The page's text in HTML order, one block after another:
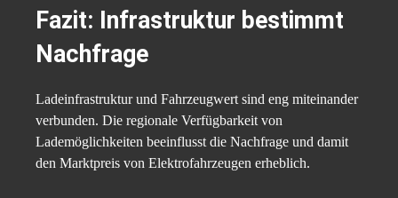
Fazit: Infrastruktur bestimmt
Nachfrage
Ladeinfrastruktur und Fahrzeugwert sind eng miteinander
verbunden. Die regionale Verfügbarkeit von
Lademöglichkeiten beeinflusst die Nachfrage und damit
den Marktpreis von Elektrofahrzeugen erheblich.